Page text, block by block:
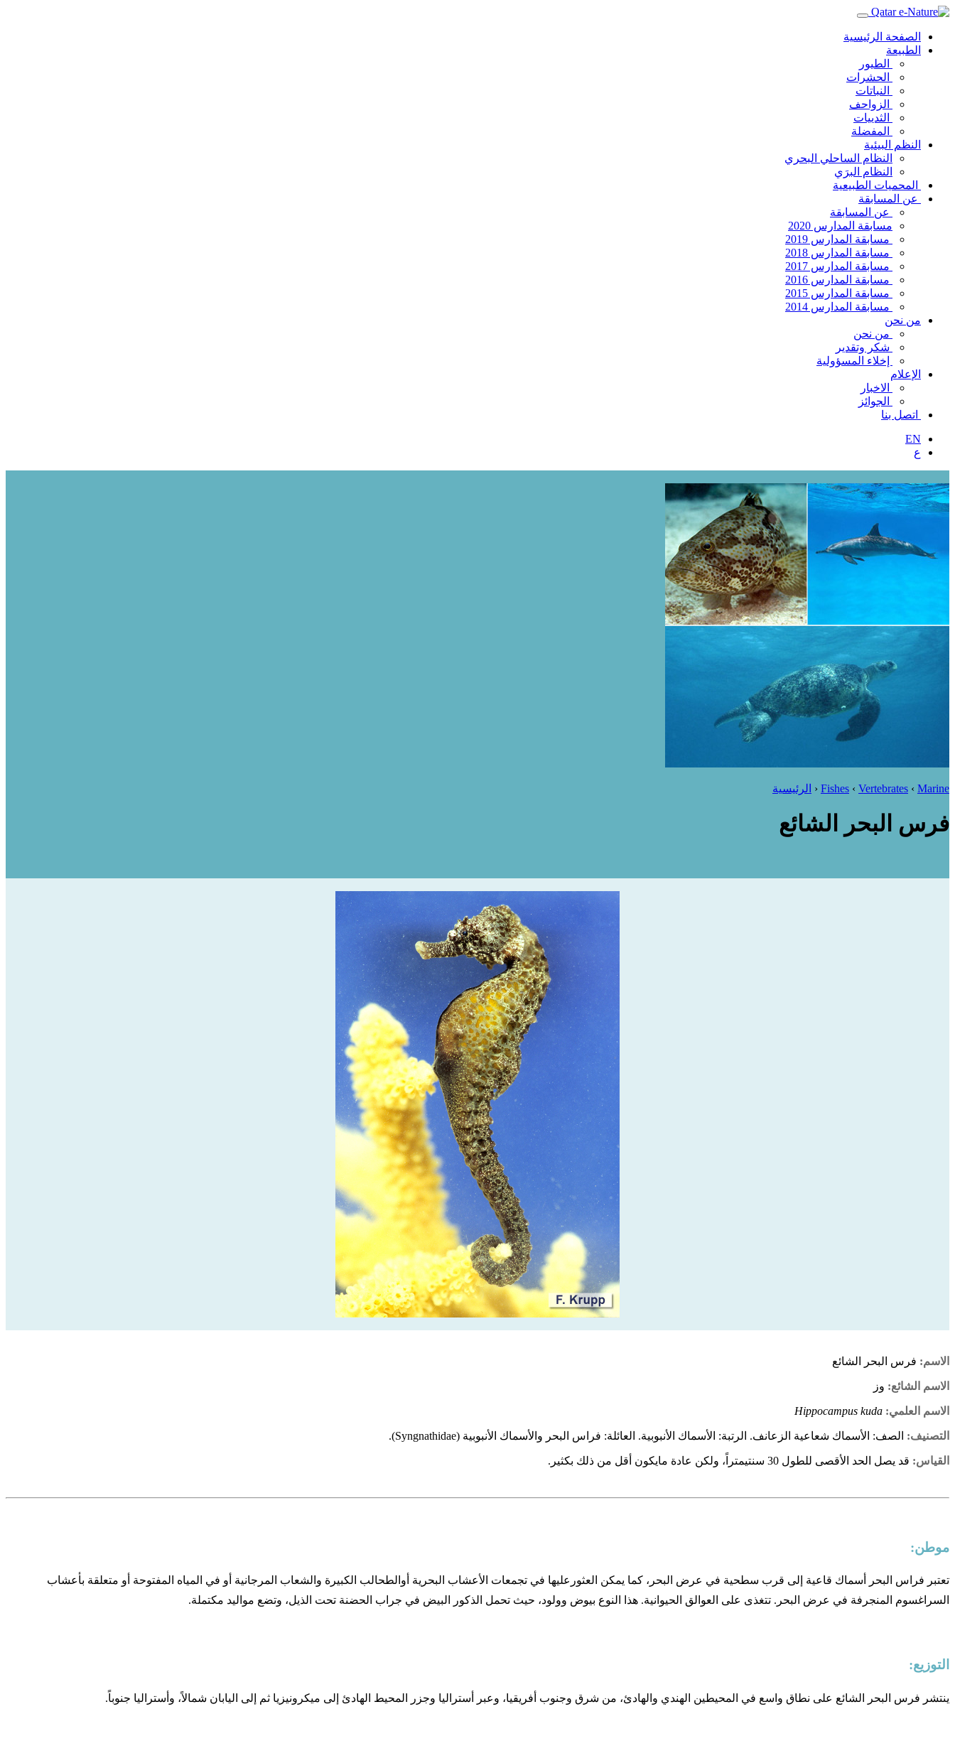
الصفحة الرئيسية
الطبيعة
الطيور
الحشرات
النباتات
الزواحف
الثدييات
المفضلة
النظم البيئية
النظام الساحلي البحري
النظام البرَي
المحميات الطبيعية
عن المسابقة
عن المسابقة
مسابقة المدارس 2020
مسابقة المدارس 2019
مسابقة المدارس 2018
مسابقة المدارس 2017
مسابقة المدارس 2016
مسابقة المدارس 2015
مسابقة المدارس 2014
من نحن
من نحن
شكر وتقدير
إخلاء المسؤولية
الإعلام
الاخبار
الجوائز
اتصل بنا
EN
ع
Fishes ‹ Vertebrates ‹ Marine
‹ الرئيسية
فرس البحر الشائع
الاسم: فرس البحر الشائع
الاسم الشائع: وز
الاسم العلمي: Hippocampus kuda
التصنيف: الصف: الأسماك شعاعية الزعانف. الرتبة: الأسماك الأنبوبية. العائلة: فراس البحر والأسماك الأنبوبية (Syngnathidae).
القياس: قد يصل الحد الأقصى للطول 30 سنتيمتراً، ولكن عادة مايكون أقل من ذلك بكثير.
موطن:
تعتبر فراس البحر أسماك قاعية إلى قرب سطحية في عرض البحر، كما يمكن العثورعليها في تجمعات الأعشاب البحرية أوالطحالب الكبيرة والشعاب المرجانية أو في المياه المفتوحة أو متعلقة بأعشاب
السراغسوم المنجرفة في عرض البحر. تتغذى على العوالق الحيوانية. هذا النوع بيوض وولود، حيث تحمل الذكور البيض في جراب الحضنة تحت الذيل، وتضع مواليد مكتملة.
التوزيع:
ينتشر فرس البحر الشائع على نطاق واسع في المحيطين الهندي والهادئ، من شرق وجنوب أفريقيا، وعبر أستراليا وجزر المحيط الهادئ إلى ميكرونيزيا ثم إلى اليابان شمالاً، وأستراليا جنوباً.